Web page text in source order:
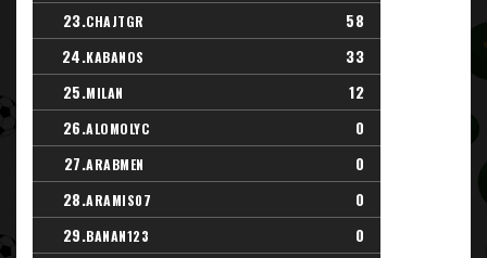
23.CHAJTGR
58
24.KABANOS
33
25.MILAN
12
26.ALOMOLYC
0
27.ARABMEN
0
28.ARAMIS07
0
29.BANAN123
0